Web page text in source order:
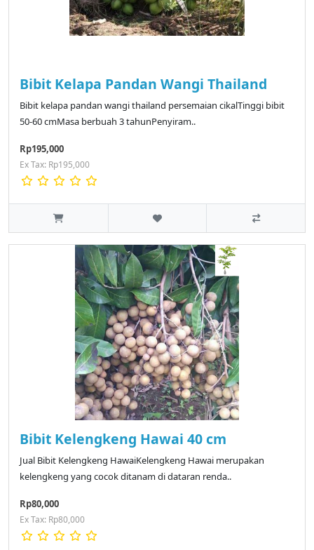
Bibit Kelapa Pandan Wangi Thailand
Bibit kelapa pandan wangi thailand persemaian cikalTinggi bibit
50-60 cmMasa berbuah 3 tahunPenyiram..
Rp195,000
Ex Tax: Rp195,000
Bibit Kelengkeng Hawai 40 cm
Jual Bibit Kelengkeng HawaiKelengkeng Hawai merupakan
kelengkeng yang cocok ditanam di dataran renda..
Rp80,000
Ex Tax: Rp80,000